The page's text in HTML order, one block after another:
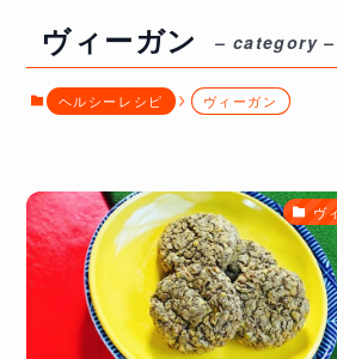
ヴィーガン – category –
ヘルシーレシピ ヴィーガン
ヴ